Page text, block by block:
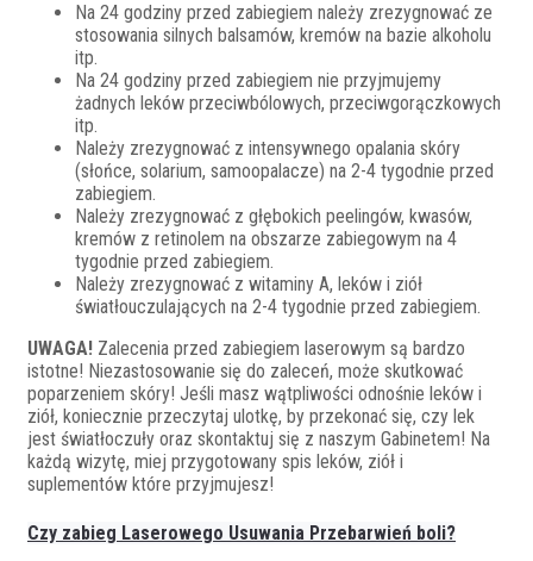
Na 24 godziny przed zabiegiem należy zrezygnować ze
stosowania silnych balsamów, kremów na bazie alkoholu
itp.
Na 24 godziny przed zabiegiem nie przyjmujemy
żadnych leków przeciwbólowych, przeciwgorączkowych
itp.
Należy zrezygnować z intensywnego opalania skóry
(słońce, solarium, samoopalacze) na 2-4 tygodnie przed
zabiegiem.
Należy zrezygnować z głębokich peelingów, kwasów,
kremów z retinolem na obszarze zabiegowym na 4
tygodnie przed zabiegiem.
Należy zrezygnować z witaminy A, leków i ziół
światłouczulających na 2-4 tygodnie przed zabiegiem.
UWAGA! Zalecenia przed zabiegiem laserowym są bardzo
istotne! Niezastosowanie się do zaleceń, może skutkować
poparzeniem skóry! Jeśli masz wątpliwości odnośnie leków i
ziół, koniecznie przeczytaj ulotkę, by przekonać się, czy lek
jest światłoczuły oraz skontaktuj się z naszym Gabinetem! Na
każdą wizytę, miej przygotowany spis leków, ziół i
suplementów które przyjmujesz!
Czy zabieg Laserowego Usuwania Przebarwień boli?